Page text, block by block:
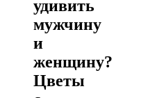
удивить
мужчину
и
женщину?
Цветы